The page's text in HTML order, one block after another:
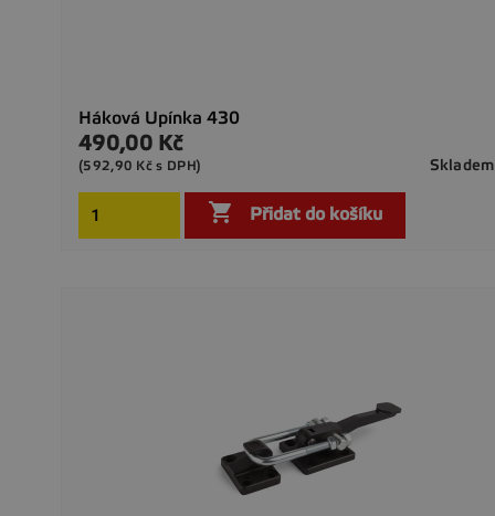
Háková Upínka 430
Cena
490,00 Kč
Skladem
(592,90 Kč s DPH)
 Přidat do košíku